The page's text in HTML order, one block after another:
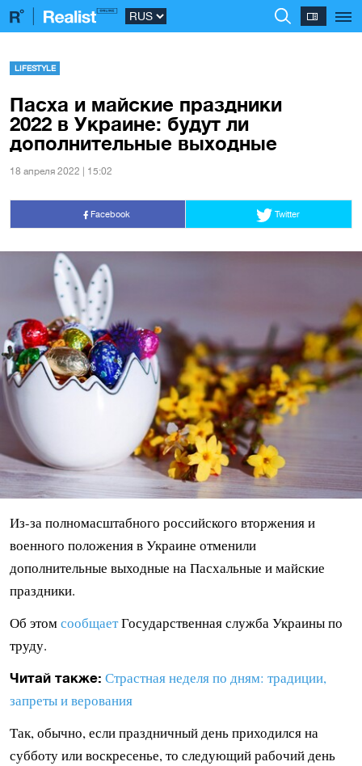
LIFESTYLE
Пасха и майские праздники
2022 в Украине: будут ли
дополнительные выходные
18 апреля 2022 | 15:02
Facebook Twitter
Из-за полномасштабного российского вторжения и
военного положения в Украине отменили
дополнительные выходные на Пасхальные и майские
праздники.
Об этомсообщаетГосударственная служба Украины по
труду.
Читай также: Страстная неделя по дням: традиции,
запреты и верования
Так, обычно, если праздничный день приходился на
субботу или воскресенье, то следующий рабочий день